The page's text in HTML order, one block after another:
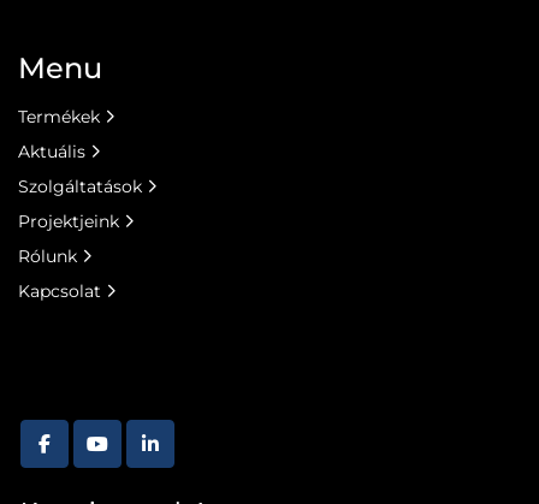
facebookyoutubelinkedin
Menu
Termékek
Aktuális
Szolgáltatások
Projektjeink
Rólunk
Kapcsolat